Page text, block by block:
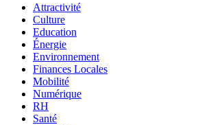
Attractivité
Culture
Education
Énergie
Environnement
Finances Locales
Mobilité
Numérique
RH
Santé